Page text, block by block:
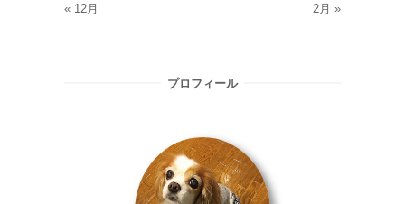
« 12月 2月 »
プロフィール